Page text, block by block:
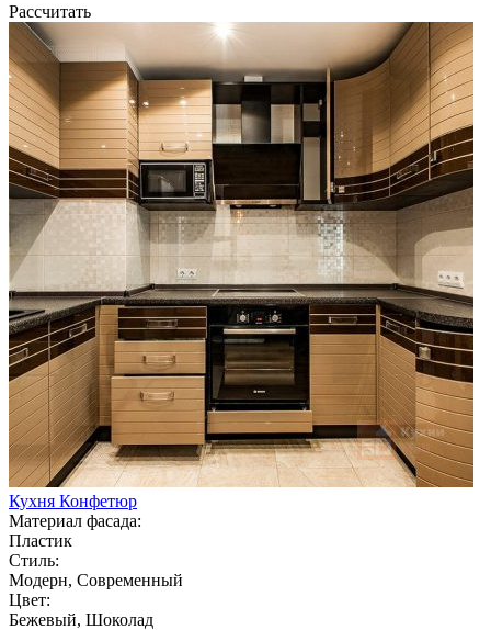
Рассчитать
Кухня Конфетюр
Материал фасада:
Пластик
Стиль:
Модерн, Современный
Цвет:
Бежевый, Шоколад